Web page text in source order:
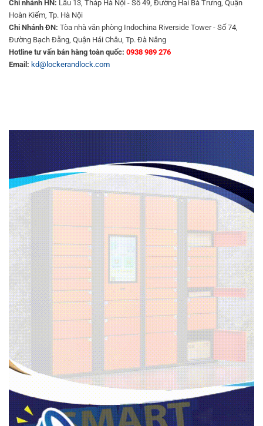
Chi nhánh HN: Lầu 13, Tháp Hà Nội - Số 49, Đường Hai Bà Trưng, Quận
Hoàn Kiếm, Tp. Hà Nội
Chi Nhánh ĐN: Tòa nhà văn phòng Indochina Riverside Tower - Số 74,
Đường Bạch Đằng, Quận Hải Châu, Tp. Đà Nẵng
Hotline tư vấn bán hàng toàn quốc: 0938 989 276
Email: kd@lockerandlock.com